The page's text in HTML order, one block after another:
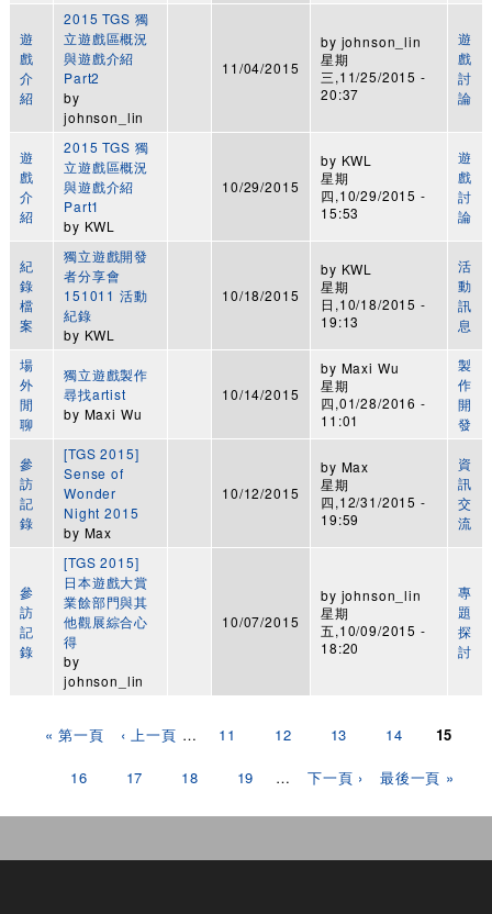
遊
戲
介
紹
2015 TGS 獨
立遊戲區概況
與遊戲介紹
Part2
by
johnson_lin
11/04/2015
by johnson_lin
星期
三,11/25/2015 -
20:37
遊
戲
討
論
遊
戲
介
紹
2015 TGS 獨
立遊戲區概況
與遊戲介紹
Part1
by KWL
10/29/2015
by KWL
星期
四,10/29/2015 -
15:53
遊
戲
討
論
紀
錄
檔
案
獨立遊戲開發
者分享會
151011 活動
紀錄
by KWL
10/18/2015
by KWL
星期
日,10/18/2015 -
19:13
活
動
訊
息
場
外
閒
聊
獨立遊戲製作
尋找artist
by Maxi Wu
10/14/2015
by Maxi Wu
星期
四,01/28/2016 -
11:01
製
作
開
發
參
訪
記
錄
[TGS 2015]
Sense of
Wonder
Night 2015
by Max
10/12/2015
by Max
星期
四,12/31/2015 -
19:59
資
訊
交
流
參
訪
記
錄
[TGS 2015]
日本遊戲大賞
業餘部門與其
他觀展綜合心
得
by
johnson_lin
10/07/2015
by johnson_lin
星期
五,10/09/2015 -
18:20
專
題
探
討
« 第一頁 ‹ 上一頁 … 11 12 13 14 15
16 17 18 19 … 下一頁 › 最後一頁 »